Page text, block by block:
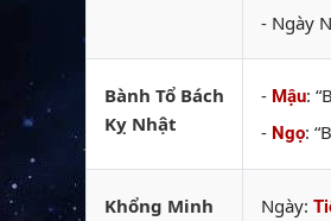
- Ngày
Bành Tổ Bách
Kỵ Nhật
- Mậu:
- Ngọ:
Khổng Minh
Ngày: